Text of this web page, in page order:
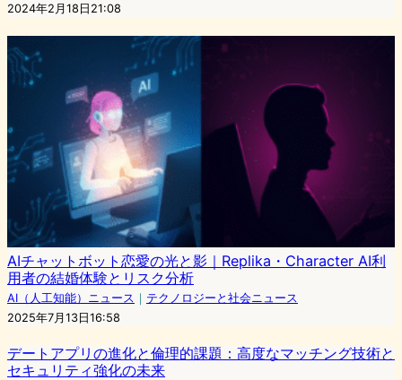
2024年2月18日21:08
AIチャットボット恋愛の光と影｜Replika・Character AI利
用者の結婚体験とリスク分析
AI（人工知能）ニュース ｜ テクノロジーと社会ニュース
2025年7月13日16:58
デートアプリの進化と倫理的課題：高度なマッチング技術と
セキュリティ強化の未来